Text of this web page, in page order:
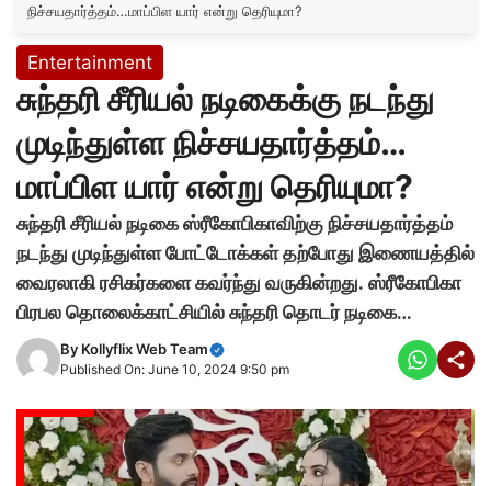
நிச்சயதார்த்தம்…மாப்பிள யார் என்று தெரியுமா?
Entertainment
சுந்தரி சீரியல் நடிகைக்கு நடந்து
முடிந்துள்ள நிச்சயதார்த்தம்…
மாப்பிள யார் என்று தெரியுமா?
சுந்தரி சீரியல் நடிகை ஸ்ரீகோபிகாவிற்கு நிச்சயதார்த்தம்
நடந்து முடிந்துள்ள போட்டோக்கள் தற்போது இணையத்தில்
வைரலாகி ரசிகர்களை கவர்ந்து வருகின்றது. ஸ்ரீகோபிகா
பிரபல தொலைக்காட்சியில் சுந்தரி தொடர் நடிகை…
By Kollyflix Web Team
Published On: June 10, 2024 9:50 pm